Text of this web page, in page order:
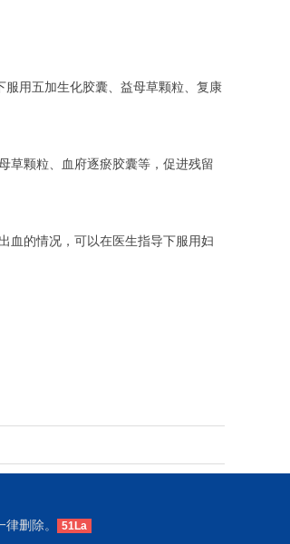
用五加生化胶囊、益母草颗粒、复康
草颗粒、血府逐瘀胶囊等，促进残留
血的情况，可以在医生指导下服用妇
删除。
51La